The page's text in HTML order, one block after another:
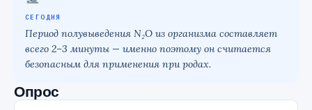
СЕГОДНЯ
Период полувыведения N₂O из организма составляет
всего 2–3 минуты — именно поэтому он считается
безопасным для применения при родах.
Опрос